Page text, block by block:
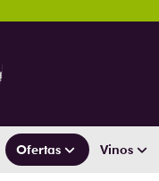
Ofertas Vinos